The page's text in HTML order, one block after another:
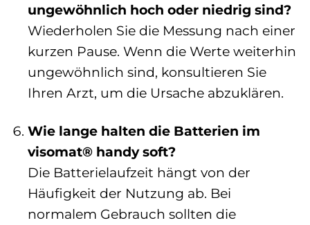
ungewöhnlich hoch oder niedrig sind?
Wiederholen Sie die Messung nach einer
kurzen Pause. Wenn die Werte weiterhin
ungewöhnlich sind, konsultieren Sie
Ihren Arzt, um die Ursache abzuklären.
Wie lange halten die Batterien im
visomat® handy soft?
Die Batterielaufzeit hängt von der
Häufigkeit der Nutzung ab. Bei
normalem Gebrauch sollten die